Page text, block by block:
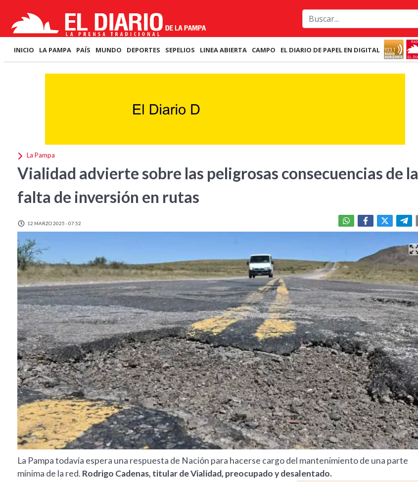
INICIO LA PAMPA PAÍS MUNDO DEPORTES SEPELIOS LINEA ABIERTA CAMPO EL DIARIO DE PAPEL EN DIGITAL
La Pampa
Vialidad advierte sobre las peligrosas consecuencias de la
falta de inversión en rutas
12 MARZO 2025 - 07:52
La Pampa todavía espera una respuesta de Nación para hacerse cargo del mantenimiento de una parte
mínima de la red. Rodrigo Cadenas, titular de Vialidad, preocupado y desalentado.